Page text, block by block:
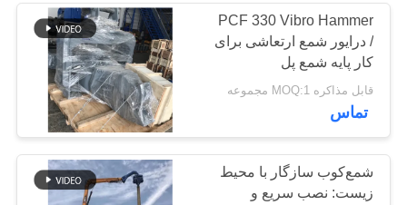
کارخانه
کنترل
کیفیت
PCF 330 Vibro Hammer
/ درایور شمع ارتعاشی برای
کار پایه شمع پل
قابل مذاکره MOQ:1 مجموعه
تماس
شمع‌کوب سازگار با محیط
زیست: نصب سریع و